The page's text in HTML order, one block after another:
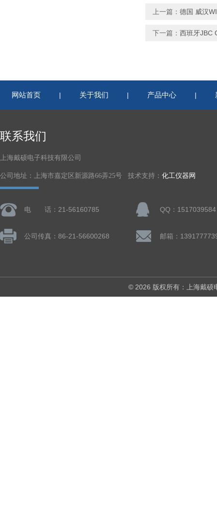
上一篇： 德国 威汉
下一篇： 西班牙JBC
网站首页 | 关于我们 | 产品中心 |
联系我们
上海戴硕电子科技有限公司
公司地址：上海市嘉定区新源路66弄25号 技术支持： 化工仪器网
电 话：21-56160785 QQ：1517039584
公司传真：86-21-56600268
© 2026 版权所有：上海戴